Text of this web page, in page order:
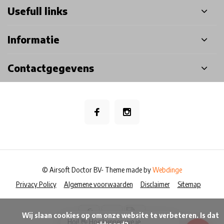
Usefull links
Informatie
Contactgegevens
Privacy Policy Algemene voorwaarden Disclaimer Sitemap
© Airsoft Doctor BV- Theme made byWebdinge
×
Hoi! 👋 Hoe kunnen we je